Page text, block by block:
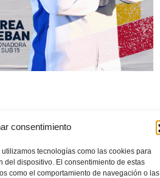
consentimiento
tecnologías como las cookies para
del dispositivo. El consentimiento de estas
como el comportamiento de navegación o las